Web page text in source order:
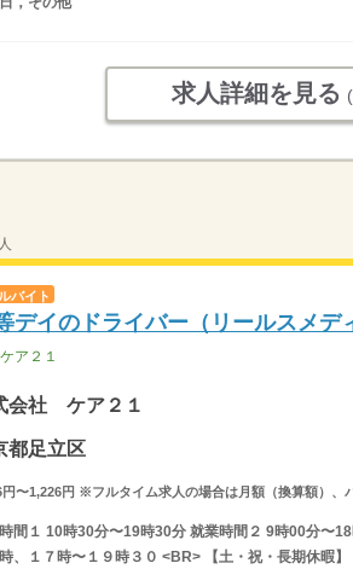
求人詳細を見る
バイト
デイのドライバー（リールスメデ
ア２１
会社 ケア２１
都足立区
円〜1,226円 ※フルタイム求人の場合は月額（換算額）、
間１ 10時30分〜19時30分 就業時間２ 9時00分〜
、１７時〜１９時３０ <BR> 【土・祝・長期休暇